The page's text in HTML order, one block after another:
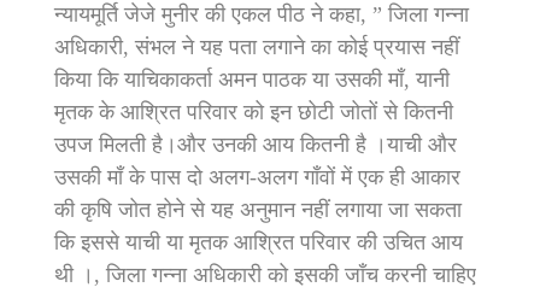
न्यायमूर्ति जेजे मुनीर की एकल पीठ ने कहा, ” जिला गन्ना
अधिकारी, संभल ने यह पता लगाने का कोई प्रयास नहीं
किया कि याचिकाकर्ता अमन पाठक या उसकी माँ, यानी
मृतक के आश्रित परिवार को इन छोटी जोतों से कितनी
उपज मिलती है।और उनकी आय कितनी है ।याची और
उसकी माँ के पास दो अलग-अलग गाँवों में एक ही आकार
की कृषि जोत होने से यह अनुमान नहीं लगाया जा सकता
कि इससे याची या मृतक आश्रित परिवार की उचित आय
थी ।, जिला गन्ना अधिकारी को इसकी जाँच करनी चाहिए